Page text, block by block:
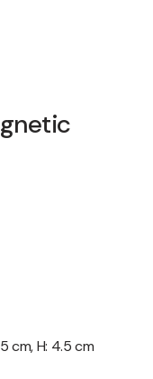
cm, H: 4.5 cm